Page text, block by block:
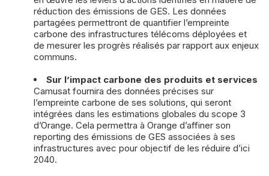
réduction des émissions de GES. Les données
partagées permettront de quantifier l’empreinte
carbone des infrastructures télécoms déployées et
de mesurer les progrès réalisés par rapport aux enjeux
communs.
Sur l’impact carbone des produits et services
Camusat fournira des données précises sur
l’empreinte carbone de ses solutions, qui seront
intégrées dans les estimations globales du scope 3
d’Orange. Cela permettra à Orange d’affiner son
reporting des émissions de GES associées à ses
infrastructures avec pour objectif de les réduire d’ici
2040.